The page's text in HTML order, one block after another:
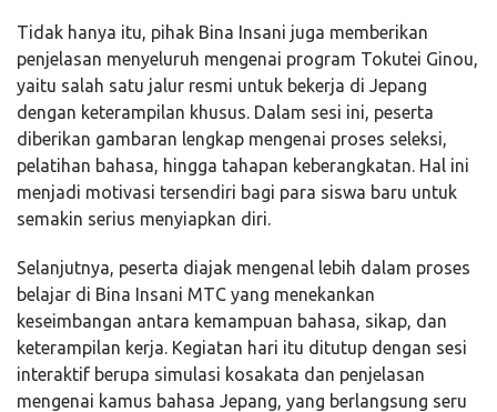
Tidak hanya itu, pihak Bina Insani juga memberikan
penjelasan menyeluruh mengenai program Tokutei Ginou,
yaitu salah satu jalur resmi untuk bekerja di Jepang
dengan keterampilan khusus. Dalam sesi ini, peserta
diberikan gambaran lengkap mengenai proses seleksi,
pelatihan bahasa, hingga tahapan keberangkatan. Hal ini
menjadi motivasi tersendiri bagi para siswa baru untuk
semakin serius menyiapkan diri.
Selanjutnya, peserta diajak mengenal lebih dalam proses
belajar di Bina Insani MTC yang menekankan
keseimbangan antara kemampuan bahasa, sikap, dan
keterampilan kerja. Kegiatan hari itu ditutup dengan sesi
interaktif berupa simulasi kosakata dan penjelasan
mengenai kamus bahasa Jepang, yang berlangsung seru